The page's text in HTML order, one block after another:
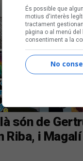
són de
Riba, i
És possible que
motius d'interès
tractament
pàgina o al menú
consentiment a la
No